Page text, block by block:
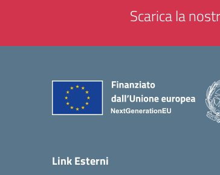
Scarica la
Link Esterni